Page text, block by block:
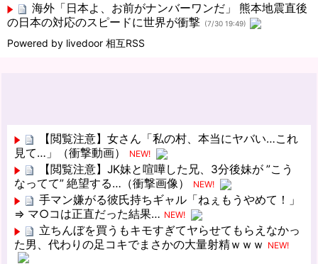
海外「日本よ、お前がナンバーワンだ」 熊本地震直後
の日本の対応のスピードに世界が衝撃 (7/30 19:49)
Powered by livedoor 相互RSS
【閲覧注意】女さん「私の村、本当にヤバい…これ
見て…」（衝撃動画）
NEW!
【閲覧注意】JK妹と喧嘩した兄、3分後妹が ”こう
なってて” 絶望する…（衝撃画像）
NEW!
手マン嫌がる彼氏持ちギャル「ねぇもうやめて！」
⇒ マ○コは正直だった結果… NEW!
立ちんぼを買うもキモすぎてヤらせてもらえなかっ
た男、代わりの足コキでまさかの大量射精ｗｗｗ NEW!